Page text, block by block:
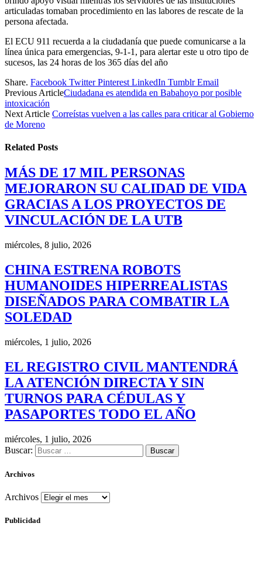
articuladas tomaban procedimiento en las labores de rescate de la
persona afectada.
El ECU 911 recuerda a la ciudadanía que puede comunicarse a la
línea única para emergencias, 9-1-1, para alertar este u otro tipo de
sucesos, las 24 horas de los 365 días del año
Share. Facebook Twitter Pinterest LinkedIn Tumblr Email
Previous ArticleCiudadana es atendida en Babahoyo por posible
intoxicación
Next Article Correístas vuelven a las calles para criticar al Gobierno
de Moreno
Related Posts
MÁS DE 17 MIL PERSONAS
MEJORARON SU CALIDAD DE VIDA
GRACIAS A LOS PROYECTOS DE
VINCULACIÓN DE LA UTB
miércoles, 8 julio, 2026
CHINA ESTRENA ROBOTS
HUMANOIDES HIPERREALISTAS
DISEÑADOS PARA COMBATIR LA
SOLEDAD
miércoles, 1 julio, 2026
EL REGISTRO CIVIL MANTENDRÁ
LA ATENCIÓN DIRECTA Y SIN
TURNOS PARA CÉDULAS Y
PASAPORTES TODO EL AÑO
miércoles, 1 julio, 2026
Buscar:
Archivos
Archivos
Publicidad